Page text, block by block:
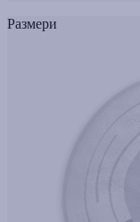
Размери